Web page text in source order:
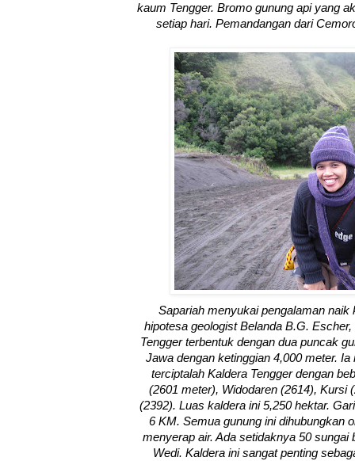
kaum Tengger. Bromo gunung api yang
setiap hari. Pemandangan dari
Sapariah menyukai pengalaman naik
hipotesa geologist Belanda B.G.
Tengger terbentuk dengan dua puncak
Jawa dengan ketinggian 4,000 meter.
terciptalah Kaldera Tengger dengan
(2601 meter), Widodaren (2614), Kursi
(2392). Luas kaldera ini 5,250 hektar.
6 KM. Semua gunung ini dihubungkan
menyerap air. Ada setidaknya 50
Wedi. Kaldera ini sangat penting